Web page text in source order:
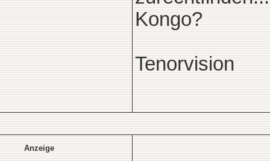
Kongo?
Tenorvision
Anzeige